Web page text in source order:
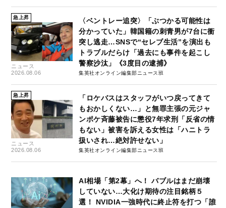
急上昇
ニュース
2026.08.06
〈ベントレー追突〉「ぶつかる可能性は
分かっていた」韓国籍の刺青男が7台に衝
突し逃走…SNSで“セレブ生活”を演出も
トラブルだらけ「過去にも事件を起こし
警察沙汰」《3度目の逮捕》
集英社オンライン編集部ニュース班
急上昇
ニュース
2026.08.06
「ロケバスはスタッフがいつ戻ってきて
もおかしくない…」と無罪主張の元ジャ
ンポケ斉藤被告に懲役7年求刑「反省の情
もない」被害を訴える女性は「ハニトラ
扱いされ…絶対許せない」
集英社オンライン編集部ニュース班
AI相場「第2幕」へ！ バブルはまだ崩壊
していない…大化け期待の注目銘柄５
選！ NVIDIA一強時代に終止符を打つ「誰